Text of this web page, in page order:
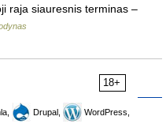
raja siauresnis terminas –
18+
Drupal,
WordPress,